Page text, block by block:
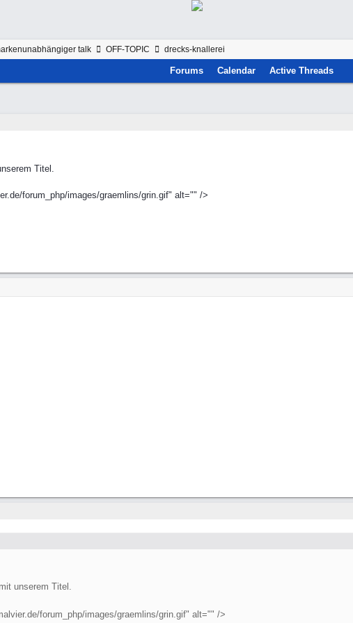
talk OFF-TOPIC drecks-knallerei
Forums Calendar Active Threads
Titel.
forum_php/images/graemlins/grin.gif" alt="" />
unserem Titel.
forum_php/images/graemlins/grin.gif" alt="" />